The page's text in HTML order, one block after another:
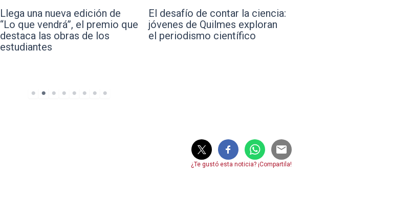
El desafío de contar la ciencia:
jóvenes de Quilmes exploran
el periodismo científico
Investigadores bonaerenses
diseñaron un sistema para
optimizar la recolección de
¿Te gustó esta noticia? ¡Compartila!